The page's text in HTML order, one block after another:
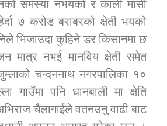
समस्या नभयको र काली मार्सी
७ करोड बराबरको क्षेती भयको
भिजाउदा कुहिने डर किसानमा छ
मात्र नभई मानविय क्षेती समेत
चन्दननाथ नगरपालिका १०
गाउँमा पनि धानबाली मा क्षेति
चैलागाईले वतनउनु वाढी बाट